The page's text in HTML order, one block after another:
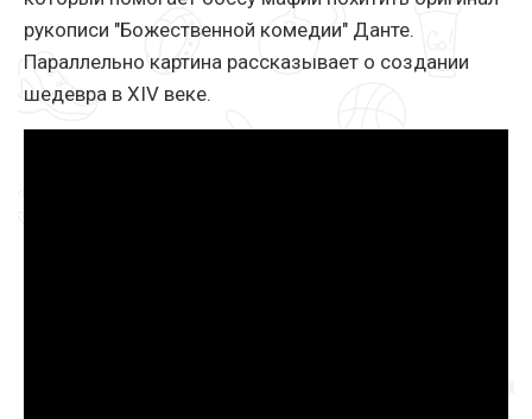
рукописи "Божественной комедии" Данте.
Параллельно картина рассказывает о создании
шедевра в XIV веке.